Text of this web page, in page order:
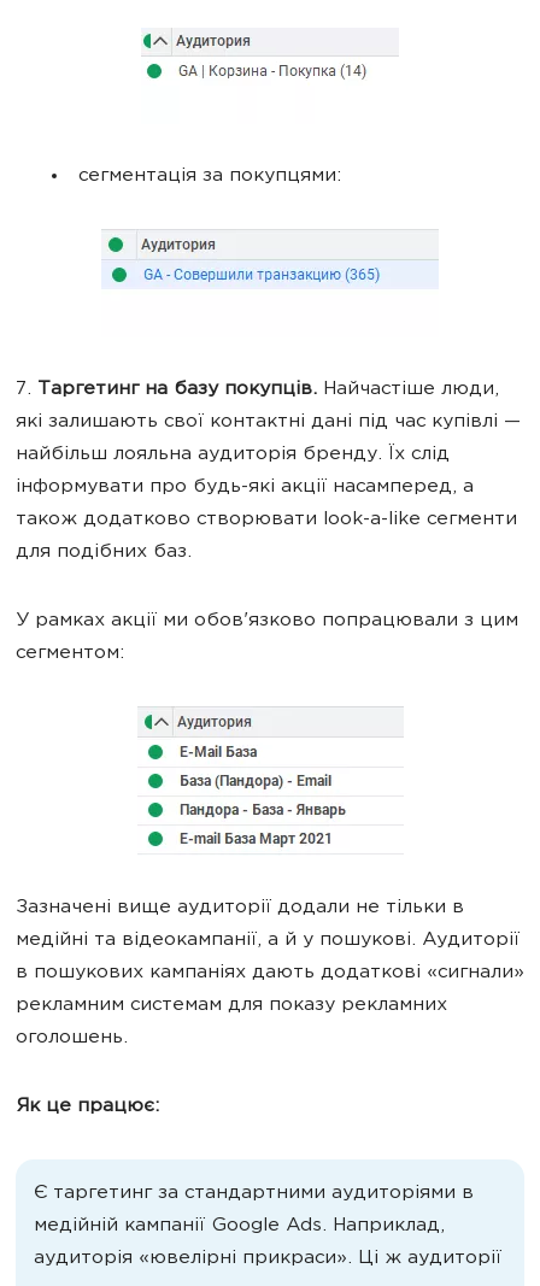
сегментація за покупцями:
7. Таргетинг на базу покупців. Найчастіше люди,
які залишають свої контактні дані під час купівлі —
найбільш лояльна аудиторія бренду. Їх слід
інформувати про будь-які акції насамперед, а
також додатково створювати look-a-like сегменти
для подібних баз.
У рамках акції ми обов'язково попрацювали з цим
сегментом:
Зазначені вище аудиторії додали не тільки в
медійні та відеокампанії, а й у пошукові. Аудиторії
в пошукових кампаніях дають додаткові «сигнали»
рекламним системам для показу рекламних
оголошень.
Як це працює:
Є таргетинг за стандартними аудиторіями в
медійній кампанії Google Ads. Наприклад,
аудиторія «ювелірні прикраси». Ці ж аудиторії